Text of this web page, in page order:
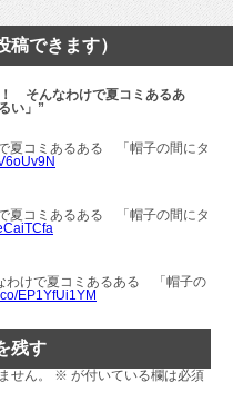
稿できます）
そんなわけで夏コミあるあ
い」”
夏コミあるある 「帽子の間にタ
夏コミあるある 「帽子の間にタ
わけで夏コミあるある 「帽子の
EP1YfUi1YM
残す
せん。 ※ が付いている欄は必須